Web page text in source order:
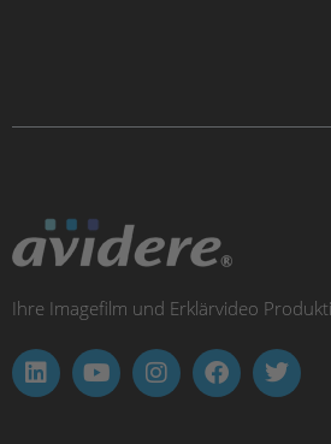
Ihre Imagefilm und Erklärvideo